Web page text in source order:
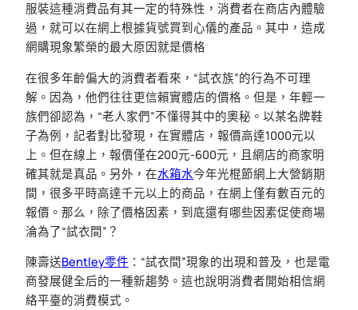
服裝這種消費品有其一定的特殊性，消費者在商店內體驗
過，就可以在網上根據貨號買到心儀的產品。其中，造成
網購現象繁榮的最大原因就是價格
在很多年齡偏大的消費者看來，“試衣族”的行為不可理
解。因為，他們往往更信賴實體店的價格。但是，年輕一
族們卻認為，“老人家們”不懂得其中的奧秘。以某名牌鞋
子為例，記者對比發現，在實體店，報價高達1000元以
上。但在線上，報價僅在200元-600元，且網店的商家明
確其就是真品。另外，在水箱水今年光棍節網上大營銷期
間，很多平時高達千元以上的商品，在網上僅有數百元的
報價。那么，除了價格因素，到底還有哪些因素促使商場
淪為了“試衣間”？
陳壽送Bentley零件 ：“試衣間”現象的出現和普及，也是電
商發展健全后的一種新趨勢。這也說明消費者開始相信網
絡平臺的消費模式。